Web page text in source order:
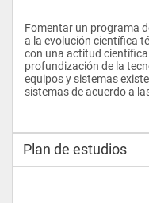
Fomentar un programa
a la evolución científica
con una actitud
profundización de la
equipos y sistemas
sistemas de acuerdo a
Plan de estudios